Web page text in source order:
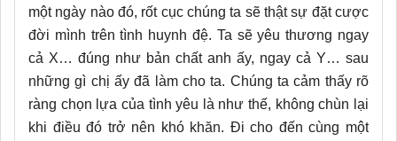
một ngày nào đó, rốt cục chúng ta sẽ thật sự đặt cược
đời mình trên tình huynh đệ. Ta sẽ yêu thương ngay
cả X… đúng như bản chất anh ấy, ngay cả Y… sau
những gì chị ấy đã làm cho ta. Chúng ta cảm thấy rõ
ràng chọn lựa của tình yêu là như thế, không chùn lại
khi điều đó trở nên khó khăn. Đi cho đến cùng một